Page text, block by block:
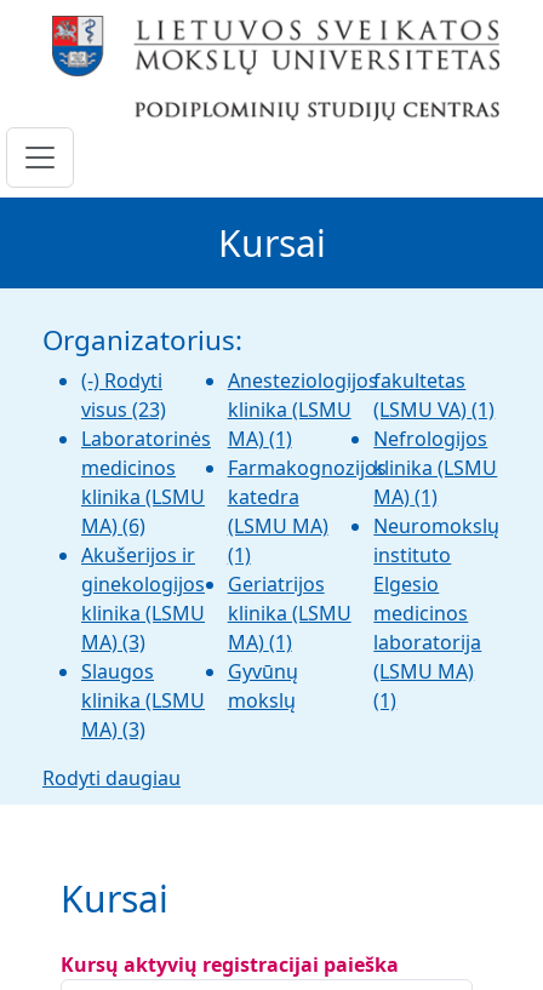
Pereiti į pagrindinį turinį
Kursai
Organizatorius:
(-) Rodyti
visus (23)
Laboratorinės
medicinos
klinika (LSMU
MA)(6)
Akušerijos ir
ginekologijos
klinika (LSMU
MA)(3)
Slaugos
klinika (LSMU
MA)(3)
Anesteziologijos
klinika (LSMU
MA)(1)
Farmakognozijos
katedra
(LSMU MA)
(1)
Geriatrijos
klinika (LSMU
MA)(1)
Gyvūnų
mokslų
fakultetas
(LSMU VA)(1)
Nefrologijos
klinika (LSMU
MA)(1)
Neuromokslų
instituto
Elgesio
medicinos
laboratorija
(LSMU MA)
(1)
Rodyti daugiau
Kursai
Kursų aktyvių registracijai paieška